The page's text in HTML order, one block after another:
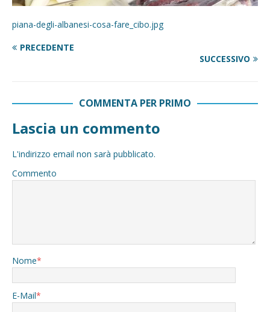
piana-degli-albanesi-cosa-fare_cibo.jpg
PRECEDENTE
SUCCESSIVO
COMMENTA PER PRIMO
Lascia un commento
L'indirizzo email non sarà pubblicato.
Commento
Nome*
E-Mail*